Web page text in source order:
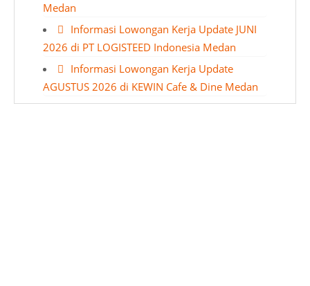
Medan
Informasi Lowongan Kerja Update JUNI
2026 di PT LOGISTEED Indonesia Medan
Informasi Lowongan Kerja Update
AGUSTUS 2026 di KEWIN Cafe & Dine Medan